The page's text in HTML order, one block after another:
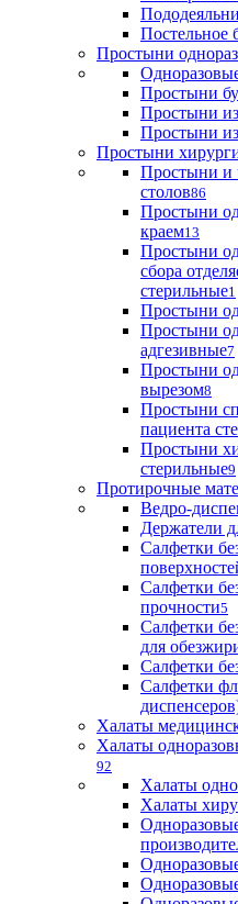
Постельное
Простыни
Простыни
Простыни
Простыни
Простыни
Простыни и
столов86
Простыни
краем13
Простыни
сбора
стерильные1
Простыни
Простыни
адгезивные7
Простыни
вырезом8
Простыни
пациента
Простыни
стерильные9
Протирочные
Ведро-
Держатели
Салфетки
Салфетки
прочности5
Салфетки
для
Салфетки
Салфетки
Халаты
Халаты
92
Халаты
Халаты